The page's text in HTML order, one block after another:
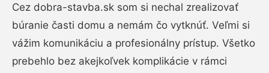
Cez dobra-stavba.sk som si nechal zrealizovať
búranie časti domu a nemám čo vytknúť. Veľmi si
vážim komunikáciu a profesionálny prístup. Všetko
prebehlo bez akejkoľvek komplikácie v rámci